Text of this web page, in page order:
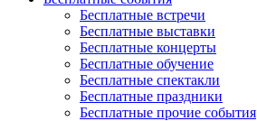
Бесплатные встречи
Бесплатные выставки
Бесплатные концерты
Бесплатные обучение
Бесплатные спектакли
Бесплатные праздники
Бесплатные прочие события